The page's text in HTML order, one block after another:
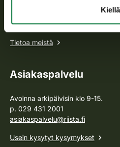
Kiellä
toimeenpanosta sekä vastaa sille
hallintotehtävistä.
Tietoa meistä
Asiakaspalvelu
Avoinna arkipäivisin klo 9-15.
p. 029 431 2001
asiakaspalvelu@riista.fi
Usein kysytyt kysymykset